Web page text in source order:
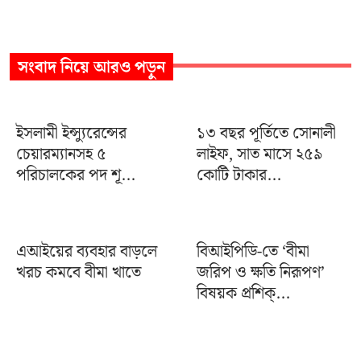
সংবাদনিয়ে আরও পড়ুন
ইসলামী ইন্স্যুরেন্সের
চেয়ারম্যানসহ ৫
পরিচালকের পদ শূ...
১৩ বছর পূর্তিতে সোনালী
লাইফ, সাত মাসে ২৫৯
কোটি টাকার...
এআইয়ের ব্যবহার বাড়লে
খরচ কমবে বীমা খাতে
বিআইপিডি-তে ‘বীমা
জরিপ ও ক্ষতি নিরূপণ’
বিষয়ক প্রশিক্...